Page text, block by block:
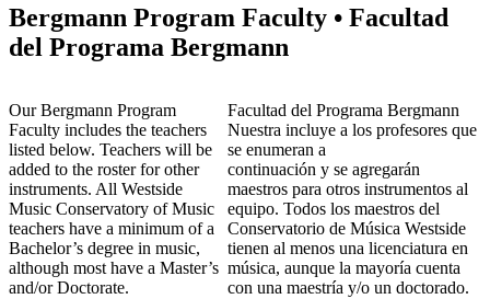
Bergmann Program Faculty • Facultad
del Programa Bergmann
Our Bergmann Program
Faculty includes the teachers
listed below. Teachers will be
added to the roster for other
instruments. All Westside
Music Conservatory of Music
teachers have a minimum of a
Bachelor’s degree in music,
although most have a Master’s
and/or Doctorate.
Facultad del Programa Bergmann
Nuestra incluye a los profesores que
se enumeran a
continuación y se agregarán
maestros para otros instrumentos al
equipo. Todos los maestros del
Conservatorio de Música Westside
tienen al menos una licenciatura en
música, aunque la mayoría cuenta
con una maestría y/o un doctorado.